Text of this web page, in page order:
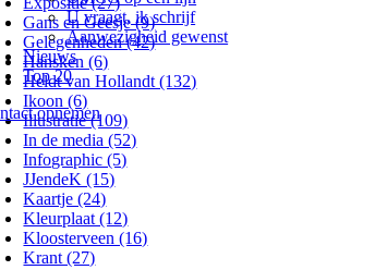
U vraagt, ik schrijf
Aanwezigheid gewenst
Nieuws
Top 20
opnemen
Gans en Geesje (9)
Gelegenheden (42)
Hansken (6)
Heldt van Hollandt (132)
Ikoon (6)
Illustratie (109)
In de media (52)
Infographic (5)
JJendeK (15)
Kaartje (24)
Kleurplaat (12)
Kloosterveen (16)
Krant (27)